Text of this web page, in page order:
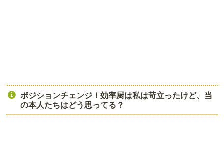
ポジションチェンジ！効率厨は私は苛立ったけど、当
の本人たちはどう思ってる？